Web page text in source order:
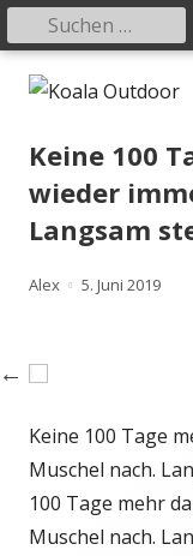
SpringeKoala
Hier ist eine
Primäres
Menü
Keine 100
wieder
Langsam
Autor
Alex
Veröffentlicht
5. Juni 2019
Keine 100 Tage
Muschel nach.
100 Tage mehr
Muschel nach.